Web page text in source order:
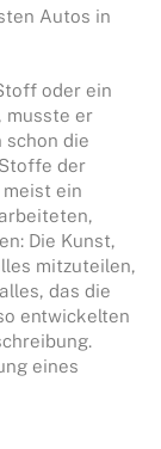
Autos in
oder ein
musste er
schon die
der
ein
Die Kunst,
mitzuteilen,
das die
entwickelten
eines